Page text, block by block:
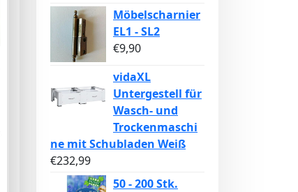
Möbelscharnier
EL1 - SL2
€9,90
vidaXL
Untergestell für
Wasch- und
Trockenmaschi
ne mit Schubladen Weiß
€232,99
50 - 200 Stk.